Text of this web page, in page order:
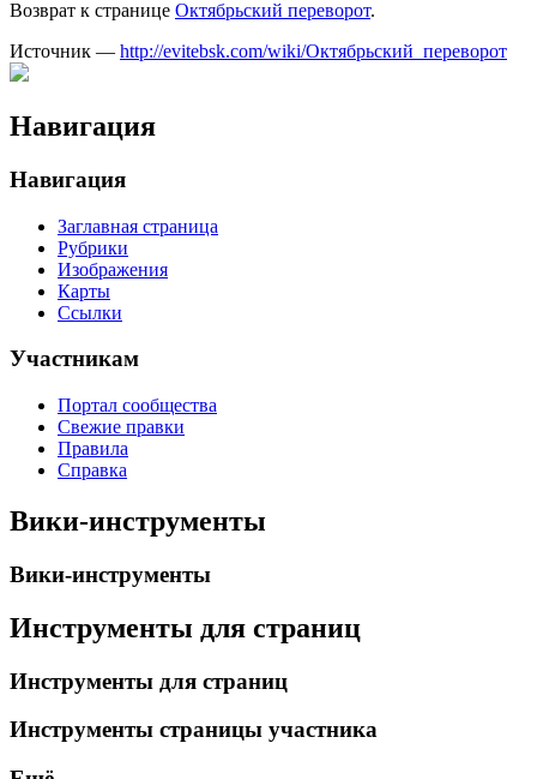
Возврат к странице Октябрьский переворот.
Источник — http://evitebsk.com/wiki/Октябрьский_переворот
Навигация
Навигация
Заглавная страница
Рубрики
Изображения
Карты
Ссылки
Участникам
Портал сообщества
Свежие правки
Правила
Справка
Вики-инструменты
Вики-инструменты
Инструменты для страниц
Инструменты для страниц
Инструменты страницы участника